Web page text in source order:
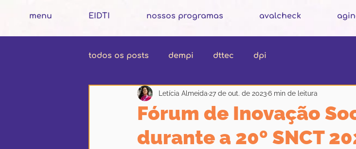
menu EIDTI nossos programas avalcheck
todos os posts dempi dttec dpi
Fórum de Inovação
durante a 20º SNCT
Letícia Almeida 27 de out. de 20236 min de leitura